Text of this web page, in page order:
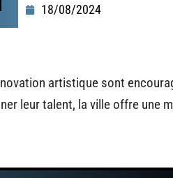
18/08/2024
artistique sont
leur talent, la ville offre une